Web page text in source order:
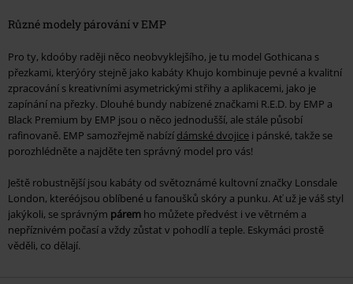
Různé modely párování v EMP
Pro ty, kdoóby raději něco neobvyklejšího, je tu model Gothicana s
přezkami, kterýóry stejně jako kabáty Khujo kombinuje pevné a kvalitní
zpracování s kreativními asymetrickými střihy a aplikacemi, jako je
zapínání na přezky. Dlouhé bundy nabízené značkami R.E.D. by EMP a
Black Premium by EMP jsou o něco jednodušší, ale stále působí
rafinovaně. EMP samozřejmě nabízí dámské dvojice i pánské, takže se
porozhlédněte a najděte ten správný model pro vás!
Ještě robustnější jsou kabáty od světoznámé kultovní značky Lonsdale
London, kteréójsou oblíbené u fanoušků skóry a punku. Ať už je váš styl
jakýkoli, se správným párem ho můžete předvést i ve větrném a
nepříznivém počasí a vždy zůstat v pohodlí a teple. Eskymáci prostě
věděli, co dělají.